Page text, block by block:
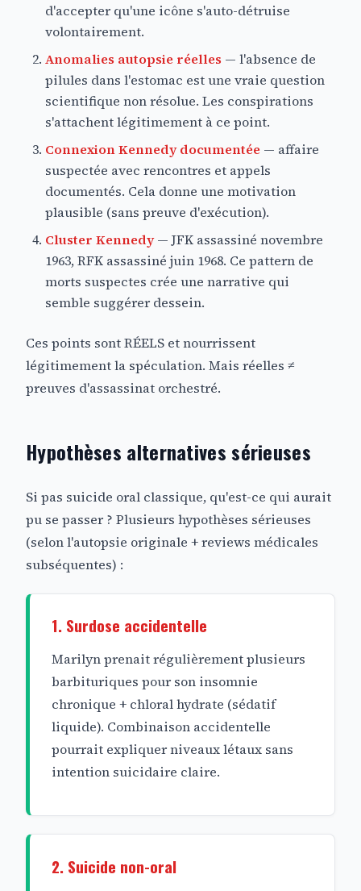
d'accepter qu'une icône s'auto-détruise
volontairement.
Anomalies autopsie réelles — l'absence de
pilules dans l'estomac est une vraie question
scientifique non résolue. Les conspirations
s'attachent légitimement à ce point.
Connexion Kennedy documentée — affaire
suspectée avec rencontres et appels
documentés. Cela donne une motivation
plausible (sans preuve d'exécution).
Cluster Kennedy— JFK assassiné novembre
1963, RFK assassiné juin 1968. Ce pattern de
morts suspectes crée une narrative qui
semble suggérer dessein.
Ces points sont RÉELS et nourrissent
légitimement la spéculation. Mais réelles ≠
preuves d'assassinat orchestré.
Hypothèses alternatives sérieuses
Si pas suicide oral classique, qu'est-ce qui aurait
pu se passer ? Plusieurs hypothèses sérieuses
(selon l'autopsie originale + reviews médicales
subséquentes) :
1. Surdose accidentelle
Marilyn prenait régulièrement plusieurs
barbituriques pour son insomnie
chronique + chloral hydrate (sédatif
liquide). Combinaison accidentelle
pourrait expliquer niveaux létaux sans
intention suicidaire claire.
2. Suicide non-oral